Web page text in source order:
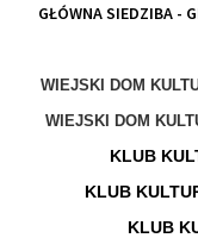
GŁÓWNA SIEDZIBA -
WIEJSKI DOM
WIEJSKI DOM
KLUB
KLUB
KLUB